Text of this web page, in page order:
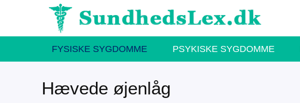
indhold
FYSISKE SYGDOMME PSYKISKE SYGDOMME
Hævede øjenlåg